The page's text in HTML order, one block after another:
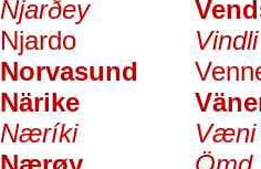
Njarðey
Njardo
Norvasund
Närike
Næríki
Vindli
Væni